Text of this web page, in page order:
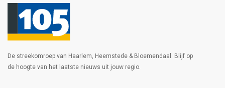
De streekomroep van Haarlem, Heemstede & Bloemendaal. Blijf op
de hoogte van het laatste nieuws uit jouw regio.